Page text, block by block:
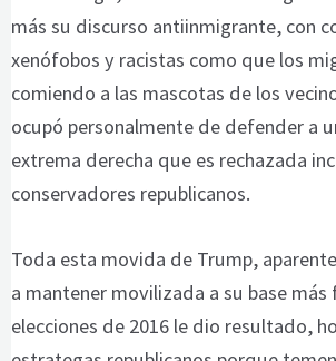
más su discurso antiinmigrante, con
xenófobos y racistas como que los
comiendo a las mascotas de los
ocupó personalmente de defender a
extrema derecha que es rechazada
conservadores republicanos.
Toda esta movida de Trump,
a mantener movilizada a su base más
elecciones de 2016 le dio resultado,